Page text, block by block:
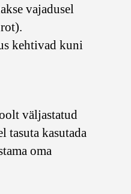
vajadusel
kehtivad kuni
väljastatud
tasuta kasutada
oma